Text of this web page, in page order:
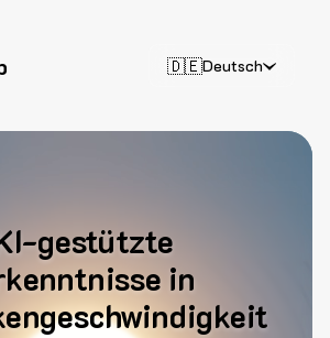
🇩🇪Deutsch
gestützte
in